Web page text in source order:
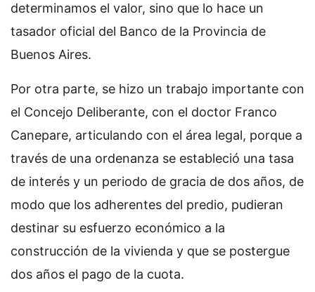
determinamos el valor, sino que lo hace un
tasador oficial del Banco de la Provincia de
Buenos Aires.
Por otra parte, se hizo un trabajo importante con
el Concejo Deliberante, con el doctor Franco
Canepare, articulando con el área legal, porque a
través de una ordenanza se estableció una tasa
de interés y un periodo de gracia de dos años, de
modo que los adherentes del predio, pudieran
destinar su esfuerzo económico a la
construcción de la vivienda y que se postergue
dos años el pago de la cuota.